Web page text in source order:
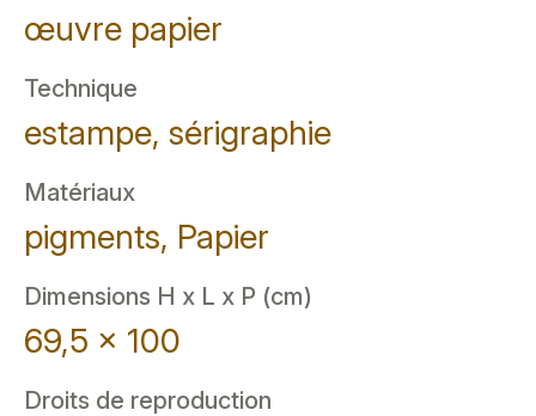
œuvre papier
Technique
estampe, sérigraphie
Matériaux
pigments, Papier
Dimensions H x L x P (cm)
69,5 x 100
Droits de reproduction